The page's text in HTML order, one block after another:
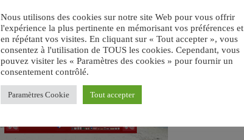
Nous utilisons des cookies sur notre site Web pour vous offrir
l'expérience la plus pertinente en mémorisant vos préférences et
en répétant vos visites. En cliquant sur « Tout accepter », vous
consentez à l'utilisation de TOUS les cookies. Cependant, vous
pouvez visiter les « Paramètres des cookies » pour fournir un
consentement contrôlé.
Paramètres Cookie Tout accepter